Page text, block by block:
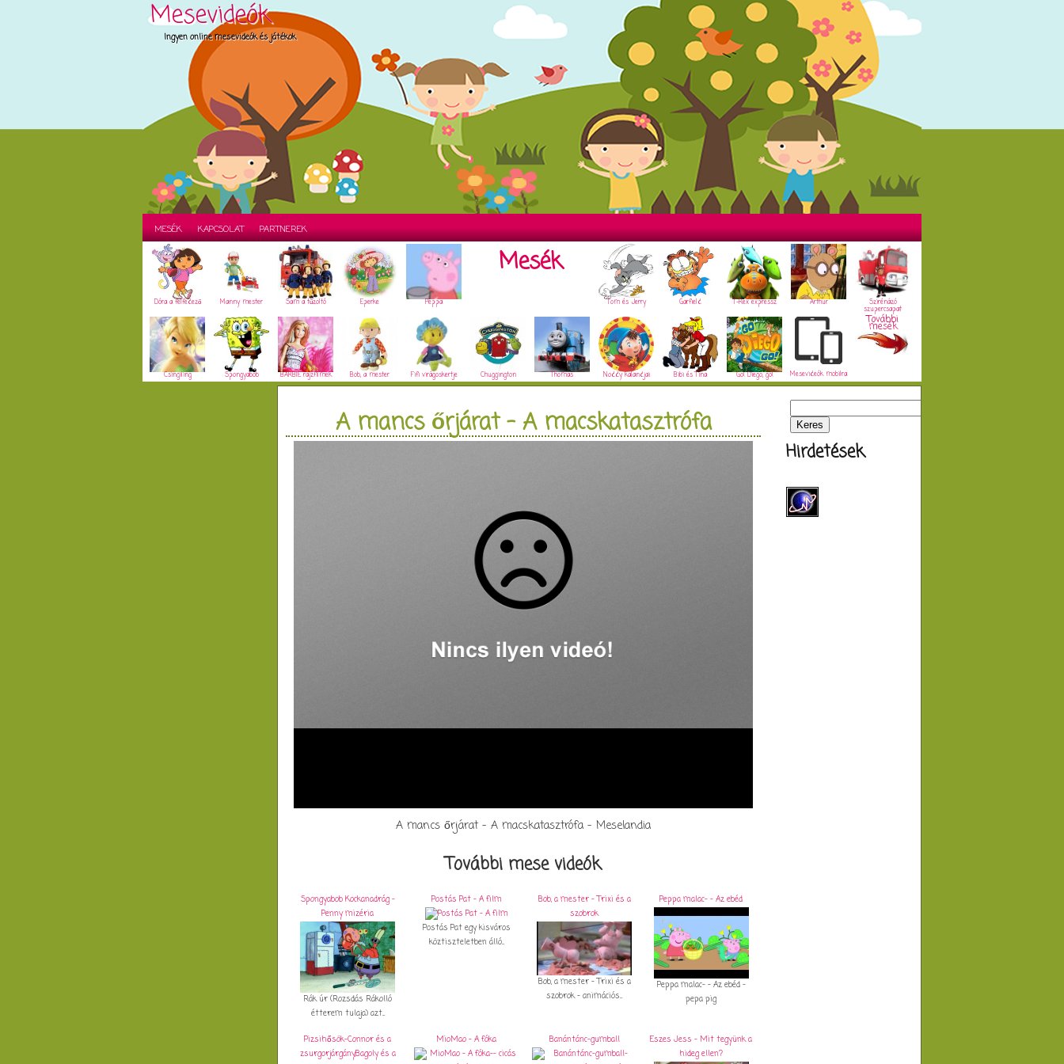
Mesevideók
Ingyen online mesevideók és játékok
MESÉK KAPCSOLAT PARTNEREK
Dóra a felfedező Manny mester Sam a tűzoltó Eperke Peppa
Mesék
Tom és Jerry Garfield T-Rex expressz Arthur Szirénázó
szupercsapat
Csingiling Spongyabob BARBIE rajzfilmek Bob, a mester Fifi virágoskertje Chuggington Thomas Noddy kalandjai Bibi és Tina Go! Diego, go! Mesevideók mobilra
További
mesék
A mancs őrjárat - A macskatasztrófa
A mancs őrjárat - A macskatasztrófa - Meselandia
További mese videók
Spongyabob Kockanadrág -
Penny mizéria
Rák úr (Rozsdás Rákolló
étterem tulaja) azt...
Postás Pat - A film
Postás Pat egy kisváros
köztiszteletben álló...
Bob, a mester - Trixi és a
szobrok
Bob, a mester - Trixi és a
szobrok - animációs...
Peppa malac- - Az ebéd
Peppa malac- - Az ebéd -
pepa pig
Pizsihősök-Connor és a
zsurgorjárgány,Bagoly és a
MioMao - A fóka Banántánc-gumball
Eszes Jess - Mit tegyünk a
hideg ellen?
Hirdetések